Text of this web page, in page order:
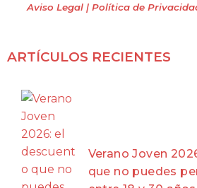
Aviso Legal | Política de
ARTÍCULOS RECIENTES
Verano Joven
que no puedes